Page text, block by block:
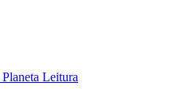
Planeta Leitura